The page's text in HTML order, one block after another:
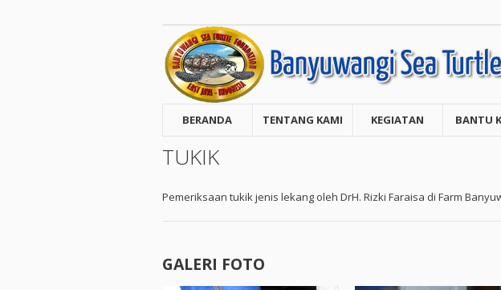
BERANDA TENTANG KAMI KEGIATAN BANTU
TUKIK
Pemeriksaan tukik jenis lekang oleh DrH. Rizki Faraisa di Farm
GALERI FOTO